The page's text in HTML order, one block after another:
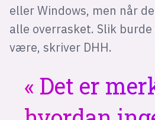
eller Windows, men når
alle overrasket. Slik
være, skriver DHH.
Det er